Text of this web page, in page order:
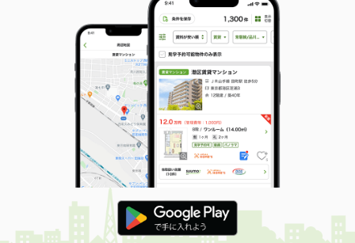
135.45m²
土地面積 165.28m²
和歌山県海草郡紀美野町安井
価 格
480万円
住 所
和歌山県海草郡紀美野町安井
建物面積 107.43m²
土地面積 1154.32m²
和歌山県和歌山市栄谷
価 格
1,650万円
住 所
和歌山県和歌山市栄谷